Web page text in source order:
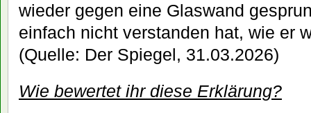
wieder gegen eine Glaswand
einfach nicht verstanden hat, wie er
(Quelle: Der Spiegel, 31.03.2026)
Wie bewertet ihr diese Erklärung?